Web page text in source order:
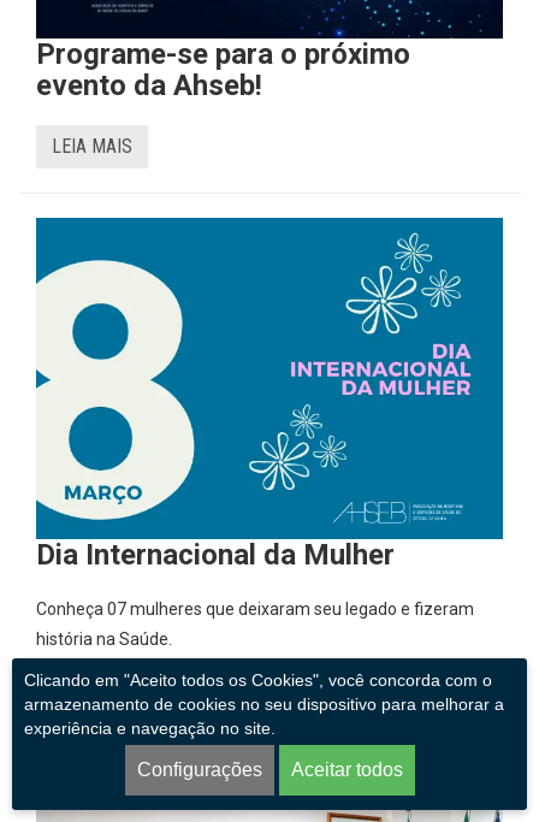
Programe-se para o próximo
evento da Ahseb!
LEIA MAIS
Dia Internacional da Mulher
Conheça 07 mulheres que deixaram seu legado e fizeram
história na Saúde.
LEIA MAIS
Clicando em "Aceito todos os Cookies", você concorda com o
armazenamento de cookies no seu dispositivo para melhorar a
experiência e navegação no site.
Configurações Aceitar todos